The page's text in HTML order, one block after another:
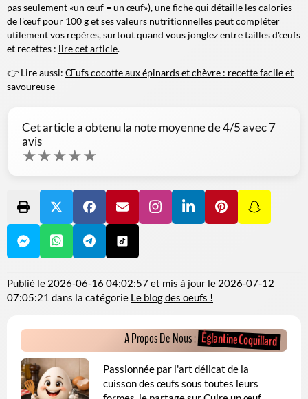
pas seulement «un œuf = un œuf»), une fiche qui détaille lescalories
de l'œuf pour 100 get ses valeurs nutritionnelles peut compléter
utilement vos repères, surtout quand vous jonglez entre tailles d'œufs
et recettes : lire cet article.
👉 Lire aussi: Œufs cocotte aux épinards et chèvre : recette facile et
savoureuse
Cet article a obtenu la note moyenne de4/5 avec7
avis
★★★★★
Publié le 2026-06-16 04:02:57et mis à jour le 2026-07-12
07:05:21 dans la catégorie Le blog des oeufs !
A Propos De Nous :Églantine Coquillard
Passionnée par l'art délicat de la
cuisson des œufs sous toutes leurs